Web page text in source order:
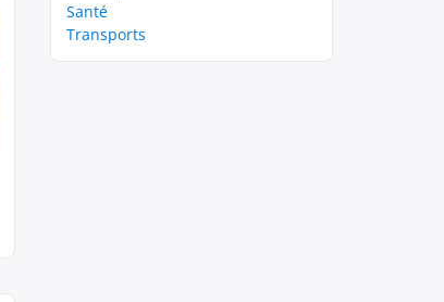
Santé
Transports